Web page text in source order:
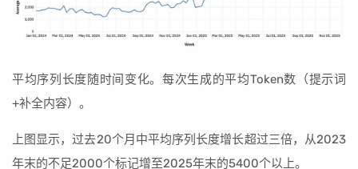
平均序列长度随时间变化。每次生成的平均Token数（提示词
+补全内容）。
上图显示，过去20个月中平均序列长度增长超过三倍，从2023
年末的不足2000个标记增至2025年末的5400个以上。